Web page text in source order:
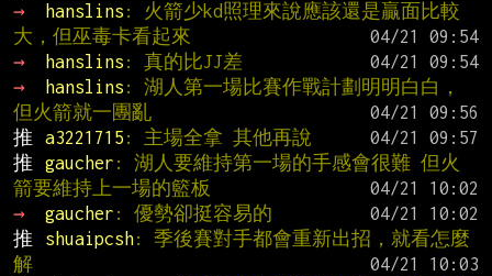
→
hanslins : 火箭少kd照理來說應該還是贏面比較
大，但巫毒卡看起來
→
hanslins : 真的比JJ差
→
hanslins : 湖人第一場比賽作戰計劃明明白白，
但火箭就一團亂
推
a3221715 : 主場全拿 其他再說
推
gaucher : 湖人要維持第一場的手感會很難 但火
箭要維持上一場的籃板
→
gaucher : 優勢卻挺容易的
推
shuaipcsh: 季後賽對手都會重新出招，就看怎麼
解